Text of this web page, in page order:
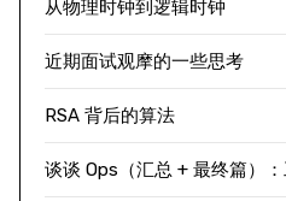
从物理时钟到逻辑时钟
近期面试观摩的一些思考
RSA 背后的算法
谈谈 Ops（汇总 + 最终篇）